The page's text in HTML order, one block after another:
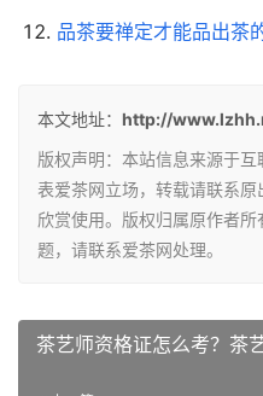
品茶要禅定才能品出茶
本文地址： http://
版权声明：本站信息来源于
表爱茶网立场，转载请联系
欣赏使用。版权归属原作者
题，请联系爱茶网处理。
茶艺师资格证怎么考？茶